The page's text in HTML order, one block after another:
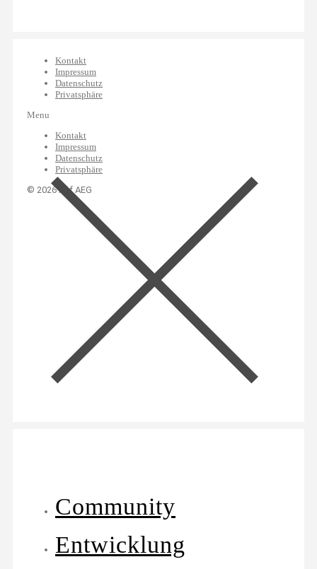
Kontakt
Impressum
Datenschutz
Privatsphäre
Menu
Kontakt
Impressum
Datenschutz
Privatsphäre
© 2026 Auf AEG
Community
Entwicklung